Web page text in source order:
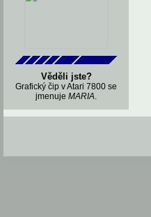
Věděli jste?
Grafický čip v Atari 7800 se
jmenuje MARIA.